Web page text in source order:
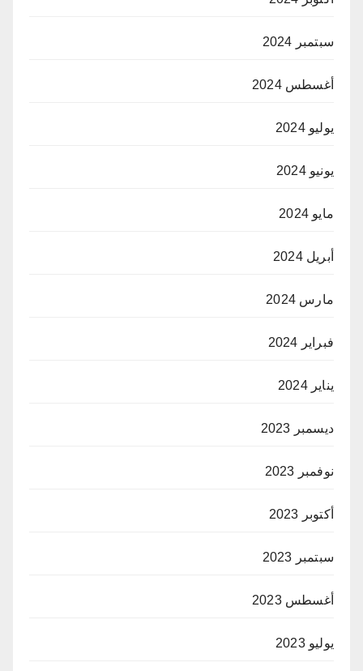
سبتمبر 2024
أغسطس 2024
يوليو 2024
يونيو 2024
مايو 2024
أبريل 2024
مارس 2024
فبراير 2024
يناير 2024
ديسمبر 2023
نوفمبر 2023
أكتوبر 2023
سبتمبر 2023
أغسطس 2023
يوليو 2023